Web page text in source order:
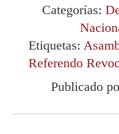
Categorías:
Etiquetas:
Referendo
Publicado